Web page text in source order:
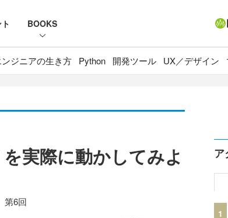
BOOKS
ンジニアの生き方 Python 開発ツール UX／デザイン
実際に動かしてみよ
第6回
ア
1